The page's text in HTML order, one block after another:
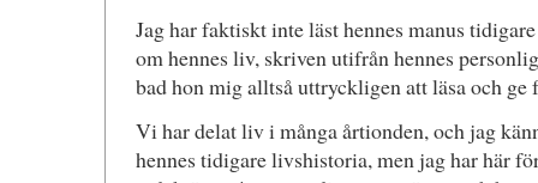
Jag har faktiskt inte läst hennes manus
om hennes liv, skriven utifrån hennes
bad hon mig alltså uttryckligen att läsa och
Vi har delat liv i många årtionden, och jag
hennes tidigare livshistoria, men jag har här